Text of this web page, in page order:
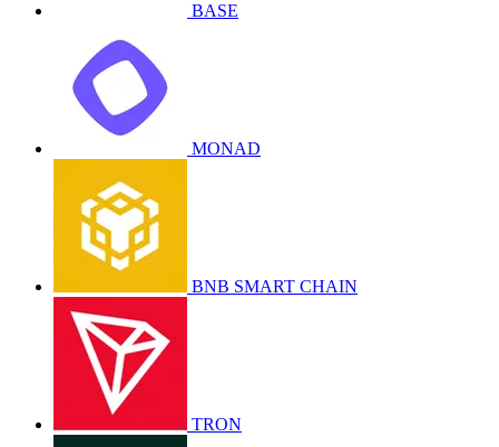
BASE
MONAD
BNB SMART CHAIN
TRON